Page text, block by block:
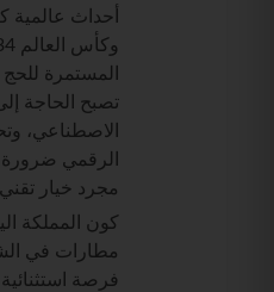
المستمرة
تصبح الحاجة إلى
الاصطناعي،
الرقمي
مجرد خيار
كون المملكة
مطارات في
فرصة